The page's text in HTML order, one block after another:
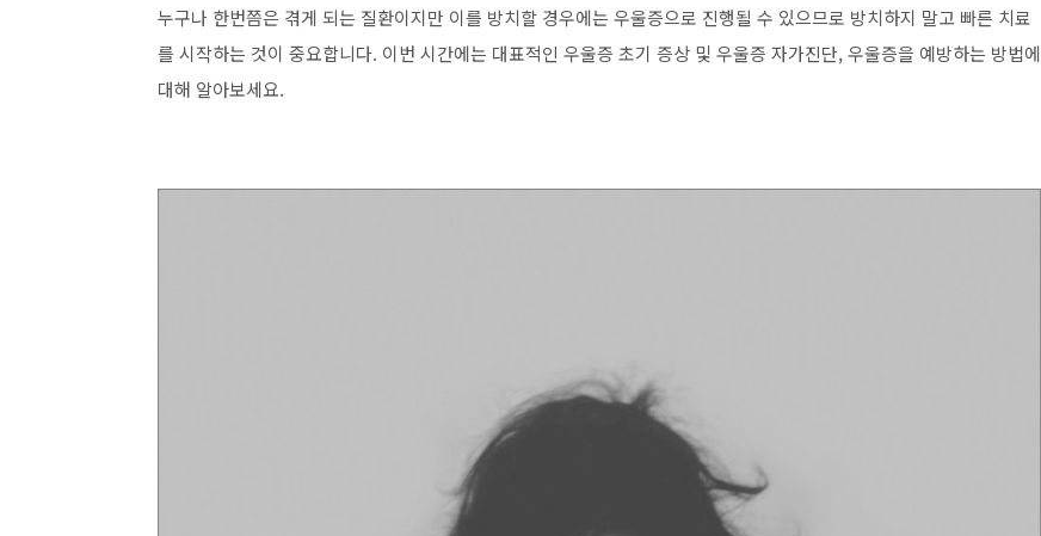
누구나 한번쯤은 겪게 되는 질환이지만 이를 방치할 경우에는 우울증으로 진행될 수 있으므로 방치하지 말고 빠른 치료
를 시작하는 것이 중요합니다. 이번 시간에는 대표적인 우울증 초기 증상 및 우울증 자가진단, 우울증을 예방하는 방법에
대해 알아보세요.